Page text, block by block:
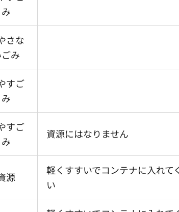
み
さな
み
すご
み
すご
み
資源にはなりません
源
軽くすすいでコンテナに入れて
い